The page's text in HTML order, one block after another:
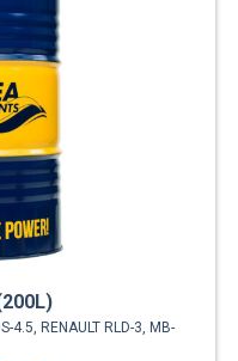
4.5, RENAULT RLD-3, MB-